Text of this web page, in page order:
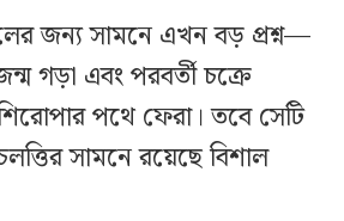
জন্য সামনে এখন বড় প্রশ্ন—
গড়া এবং পরবর্তী চক্রে
পথে ফেরা। তবে সেটি
সামনে রয়েছে বিশাল